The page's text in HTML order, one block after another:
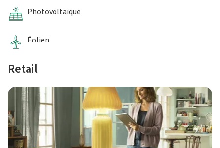
Photovoltaïque
Éolien
Retail